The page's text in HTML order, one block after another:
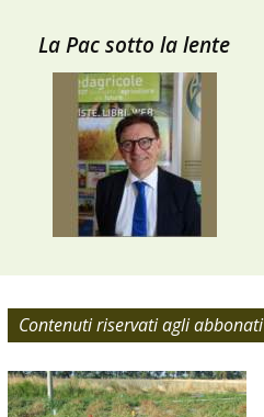
La Pac sotto la lente
Contenuti riservati agli abbonati